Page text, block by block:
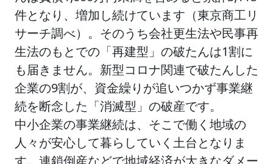
件となり、増加し続けています（東京商工リ
サーチ調べ）。そのうち会社更生法や民事再
生法のもとでの「再建型」の破たんは1割に
も届きません。新型コロナ関連で破たんした
企業の9割が、資金繰りが追いつかず事業継
続を断念した「消滅型」の破産です。
中小企業の事業継続は、そこで働く地域の
人々が安心して暮らしていく土台となりま